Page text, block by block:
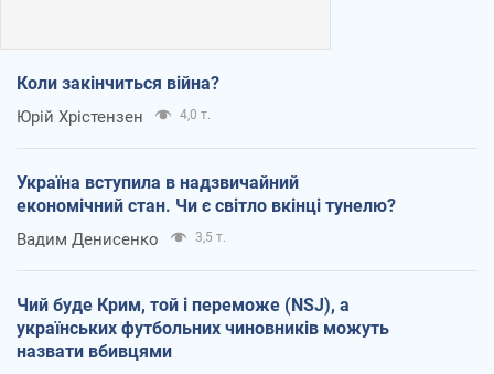
Коли закінчиться війна?
Юрій Хрістензен 4,0 т.
Україна вступила в надзвичайний
економічний стан. Чи є світло вкінці тунелю?
Вадим Денисенко 3,5 т.
Чий буде Крим, той і переможе (NSJ), а
українських футбольних чиновників можуть
назвати вбивцями